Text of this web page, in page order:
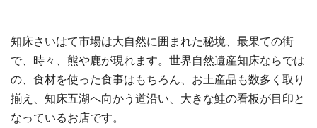
知床さいはて市場は大自然に囲まれた秘境、最果ての街
で、時々、熊や鹿が現れます。世界自然遺産知床ならでは
の、食材を使った食事はもちろん、お土産品も数多く取り
揃え、知床五湖へ向かう道沿い、大きな鮭の看板が目印と
なっているお店です。